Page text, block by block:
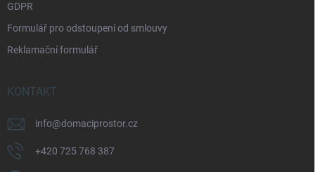
GDPR
Formulář pro odstoupení od smlouvy
Reklamační formulář
KONTAKT
info@domaciprostor.cz
+420 725 768 387